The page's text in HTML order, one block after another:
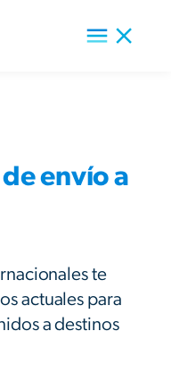
envío a
te
actuales para
a destinos